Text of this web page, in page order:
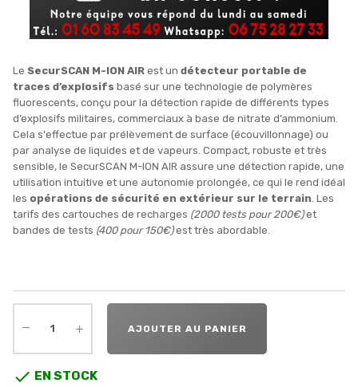
Le SecurSCAN M-ION AIR est un détecteur portable de
traces d’explosifs basé sur une technologie de polymères
fluorescents, conçu pour la détection rapide de différents types
d’explosifs militaires, commerciaux à base de nitrate d’ammonium.
Cela s'effectue par prélèvement de surface (écouvillonnage) ou
par analyse de liquides et de vapeurs. Compact, robuste et très
sensible, le SecurSCAN M-ION AIR assure une détection rapide, une
utilisation intuitive et une autonomie prolongée, ce qui le rend idéal
les opérations de sécurité en extérieur sur le terrain . Les
tarifs des cartouches de recharges (2000 tests pour 200€)et
bandes de tests (400 pour 150€)est très abordable.
AJOUTER AU PANIER
 EN STOCK